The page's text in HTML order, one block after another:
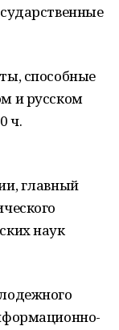
способные
и русском
ч.
главный
наук